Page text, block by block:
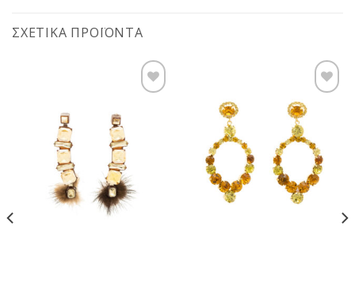
ΣΧΕΤΙΚΆ ΠΡΟΪΌΝΤΑ
Προσθήκη
wishlist
Προσθήκη
στη
wishlist